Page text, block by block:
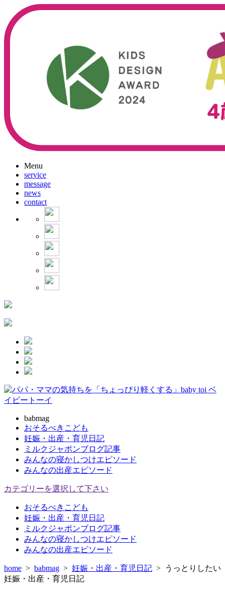
Menu
service
message
news
contact
babmag
おそるべきこども
妊娠・出産・育児日記
ミルクジャポンブログ記事
みんなの寝かしつけエピソード
みんなの出産エピソード
カテゴリーを選択して下さい
おそるべきこども
妊娠・出産・育児日記
ミルクジャポンブログ記事
みんなの寝かしつけエピソード
みんなの出産エピソード
home > babmag > 妊娠・出産・育児日記 >
うっとりしたい
妊娠・出産・育児日記